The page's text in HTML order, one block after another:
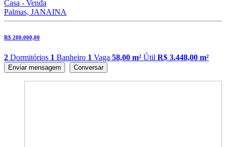
Casa - Venda
Palmas, JANAINA
R$ 200.000,00
2 Dormitórios 1 Banheiro 1 Vaga 58,00 m² Útil R$ 3.448,00 m²
Enviar mensagem Conversar